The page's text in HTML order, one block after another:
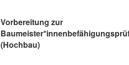
Vorbereitung zur
(Hochbau)Kursdetail: Vorbereitung